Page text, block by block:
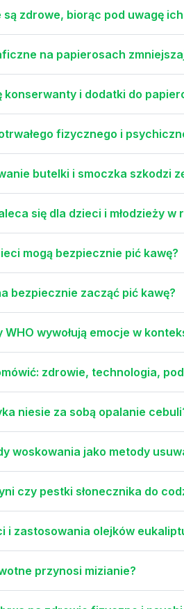
są zdrowe, biorąc pod uwagę
na papierosach
konserwanty i dodatki do
fizycznego i
butelki i smoczka szkodzi
się dla dzieci i młodzieży
mogą bezpiecznie pić kawę?
bezpiecznie zacząć pić kawę?
wywołują emocje w
zdrowie, technologia,
niesie za sobą opalanie
woskowania jako metody
czy pestki słonecznika do
i zastosowania olejków
przynosi mizianie?